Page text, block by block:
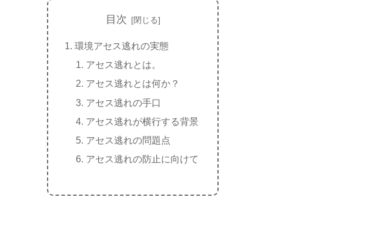
目次
環境アセス逃れの実態
アセス逃れとは。
アセス逃れとは何か？
アセス逃れの手口
アセス逃れが横行する背景
アセス逃れの問題点
アセス逃れの防止に向けて